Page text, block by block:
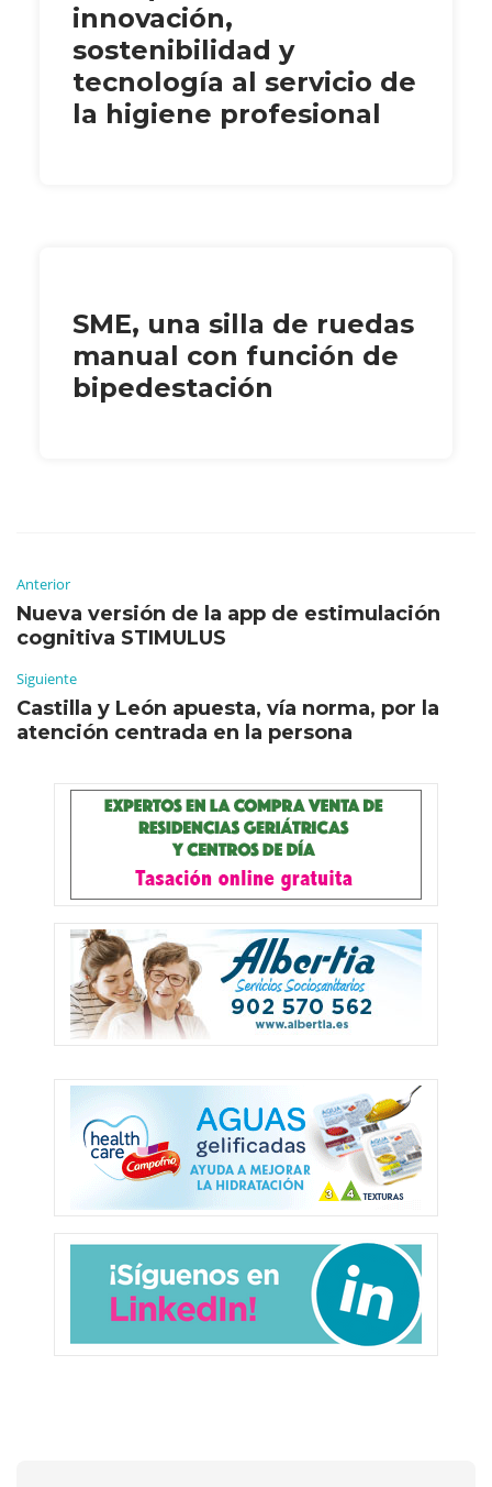
innovación,
sostenibilidad y
tecnología al servicio de
la higiene profesional
SME, una silla de ruedas
manual con función de
bipedestación
Anterior
Nueva versión de la app de estimulación
cognitiva STIMULUS
Siguiente
Castilla y León apuesta, vía norma, por la
atención centrada en la persona